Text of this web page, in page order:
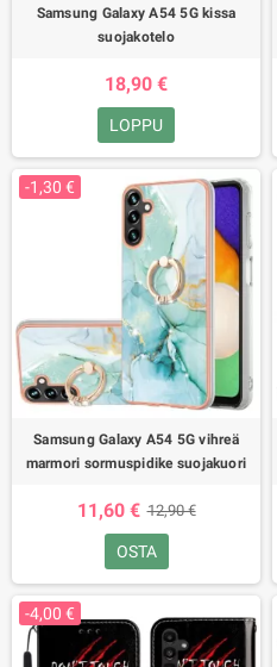
Samsung Galaxy A54 5G kissa
suojakotelo
18,90 €
LOPPU
-1,30 €
Samsung Galaxy A54 5G vihreä
marmori sormuspidike suojakuori
11,60 € 12,90 €
OSTA
-4,00 €